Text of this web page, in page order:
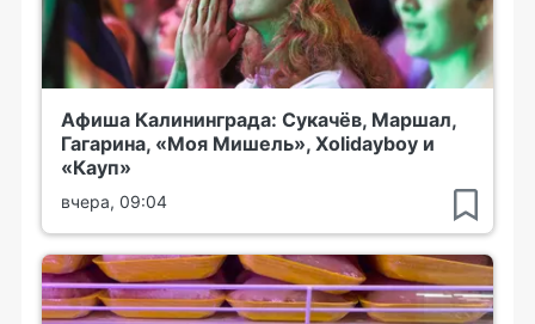
Афиша Калининграда: Сукачёв, Маршал,
Гагарина, «Моя Мишель», Xolidayboy и
«Кауп»
вчера, 09:04